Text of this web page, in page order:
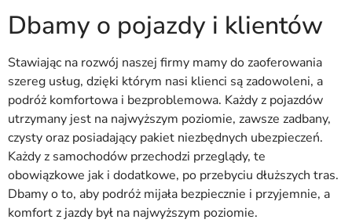
Dbamy o pojazdy i klientów
Stawiając na rozwój naszej firmy mamy do zaoferowania
szereg usług, dzięki którym nasi klienci są zadowoleni, a
podróż komfortowa i bezproblemowa. Każdy z pojazdów
utrzymany jest na najwyższym poziomie, zawsze zadbany,
czysty oraz posiadający pakiet niezbędnych ubezpieczeń.
Każdy z samochodów przechodzi przeglądy, te
obowiązkowe jak i dodatkowe, po przebyciu dłuższych tras.
Dbamy o to, aby podróż mijała bezpiecznie i przyjemnie, a
komfort z jazdy był na najwyższym poziomie.